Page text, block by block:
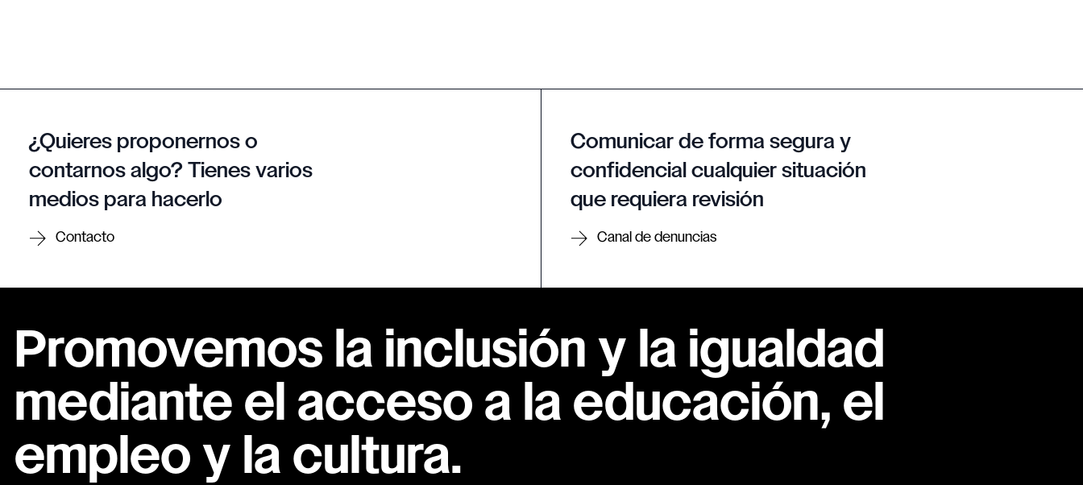
¿Quieres proponernos o
contarnos algo? Tienes varios
medios para hacerlo
Contacto
Comunicar de forma segura y
confidencial cualquier situación
que requiera revisión
Canal de denuncias
Promovemos la inclusión y la igualdad
mediante el acceso a la educación, el
empleo y la cultura.